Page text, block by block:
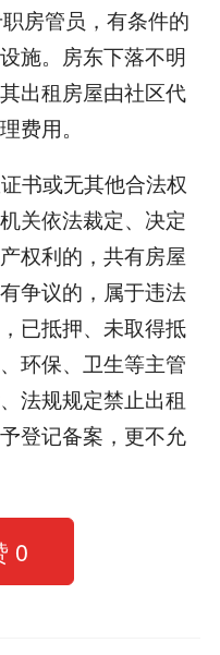
房管员，有条件的
设施。房东下落不明
出租房屋由社区代
费用。
书或无其他合法权
关依法裁定、决定
权利的，共有房屋
争议的，属于违法
已抵押、未取得抵
环保、卫生等主管
法规规定禁止出租
登记备案，更不允
0